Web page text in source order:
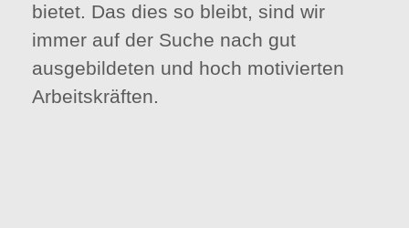
bietet. Das dies so bleibt, sind wir
immer auf der Suche nach gut
ausgebildeten und hoch motivierten
Arbeitskräften.